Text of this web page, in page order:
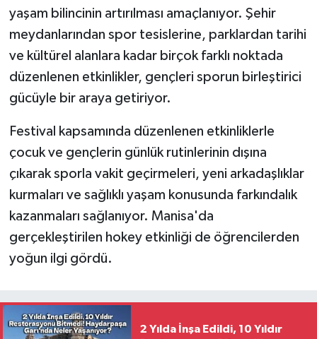
yaşam bilincinin artırılması amaçlanıyor. Şehir
meydanlarından spor tesislerine, parklardan tarihi
ve kültürel alanlara kadar birçok farklı noktada
düzenlenen etkinlikler, gençleri sporun birleştirici
gücüyle bir araya getiriyor.
Festival kapsamında düzenlenen etkinliklerle
çocuk ve gençlerin günlük rutinlerinin dışına
çıkarak sporla vakit geçirmeleri, yeni arkadaşlıklar
kurmaları ve sağlıklı yaşam konusunda farkındalık
kazanmaları sağlanıyor. Manisa'da
gerçekleştirilen hokey etkinliği de öğrencilerden
yoğun ilgi gördü.
2 Yılda İnşa Edildi, 10 Yıldır